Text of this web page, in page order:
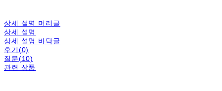
상세 설명 머리글
상세 설명
상세 설명 바닥글
후기(0)
질문(10)
관련 상품